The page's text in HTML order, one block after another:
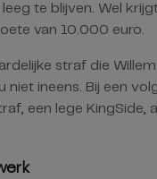
te blijven. Wel
van 10.000 euro.
straf die
niet ineens. Bij een
een lege KingSide,